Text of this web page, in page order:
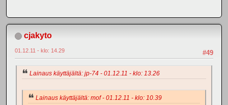
cjakyto
#49
01.12.11 - klo: 14.29
Lainaus käyttäjältä: jp-74 - 01.12.11 - klo: 13.26
Lainaus käyttäjältä: mof - 01.12.11 - klo: 10.39